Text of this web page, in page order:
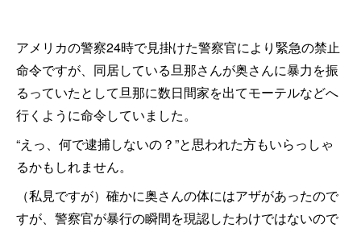
アメリカの警察24時で見掛けた警察官により緊急の禁止
命令ですが、同居している旦那さんが奥さんに暴力を振
るっていたとして旦那に数日間家を出てモーテルなどへ
行くように命令していました。
“えっ、何で逮捕しないの？”と思われた方もいらっしゃ
るかもしれません。
（私見ですが）確かに奥さんの体にはアザがあったので
すが、警察官が暴行の瞬間を現認したわけではないので